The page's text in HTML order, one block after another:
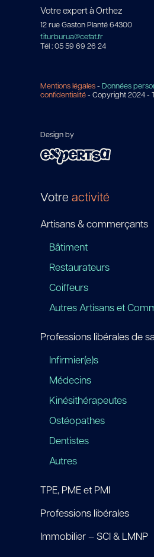
Votre expert à Orthez
12 rue Gaston Planté 64300
f.iturburua@cefat.fr
Tél : 05 59 69 26 24
Mentions légales - Données
confidentialité - Copyright 2024 -
Design by
Votre activité
Artisans & commerçants
Bâtiment
Restaurateurs
Coiffeurs
Autres Artisans et
Professions libérales de
Infirmier(e)s
Médecins
Kinésithérapeutes
Ostéopathes
Dentistes
Autres
TPE, PME et PMI
Professions libérales
Immobilier – SCI & LMNP